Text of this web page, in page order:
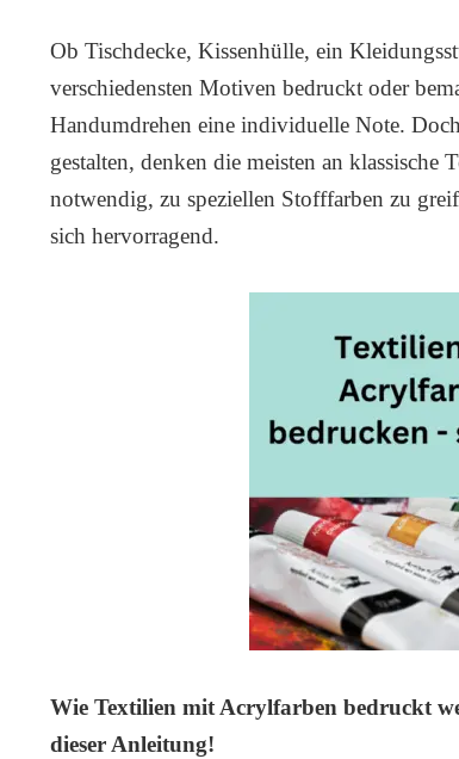
Ob Tischdecke, Kissenhülle, ein
verschiedensten Motiven bedruckt oder
Handumdrehen eine individuelle Note.
gestalten, denken die meisten an klassische
notwendig, zu speziellen Stofffarben zu
sich hervorragend.
Wie Textilien mit Acrylfarben bedruckt
dieser Anleitung!